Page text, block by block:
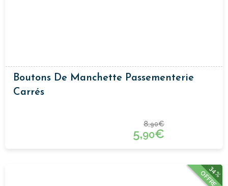
Boutons De Manchette Passementerie
Carrés
8,90€
5,90€
34%
OFFRE